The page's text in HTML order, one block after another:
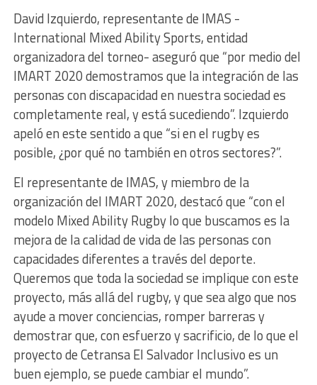
David Izquierdo, representante de IMAS -
International Mixed Ability Sports, entidad
organizadora del torneo- aseguró que “por medio del
IMART 2020 demostramos que la integración de las
personas con discapacidad en nuestra sociedad es
completamente real, y está sucediendo”. Izquierdo
apeló en este sentido a que “si en el rugby es
posible, ¿por qué no también en otros sectores?”.
El representante de IMAS, y miembro de la
organización del IMART 2020, destacó que “con el
modelo Mixed Ability Rugby lo que buscamos es la
mejora de la calidad de vida de las personas con
capacidades diferentes a través del deporte.
Queremos que toda la sociedad se implique con este
proyecto, más allá del rugby, y que sea algo que nos
ayude a mover conciencias, romper barreras y
demostrar que, con esfuerzo y sacrificio, de lo que el
proyecto de Cetransa El Salvador Inclusivo es un
buen ejemplo, se puede cambiar el mundo”.